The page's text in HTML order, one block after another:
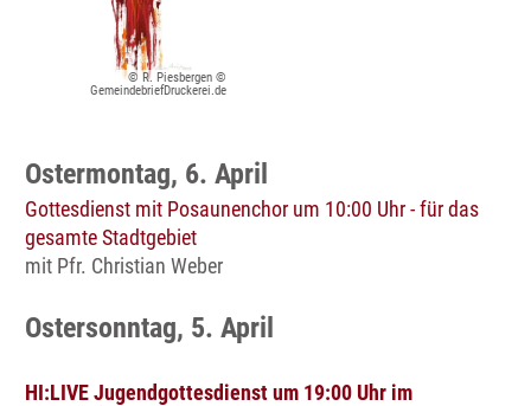
© R. Piesbergen ©
GemeindebriefDruckerei.de
Ostermontag, 6. April
Gottesdienst mit Posaunenchor um 10:00 Uhr - für das
gesamte Stadtgebiet
mit Pfr. Christian Weber
Ostersonntag, 5. April
HI:LIVE Jugendgottesdienst um 19:00 Uhr im